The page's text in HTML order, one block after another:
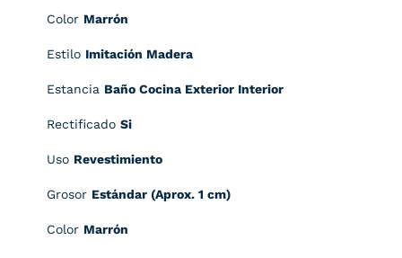
Color Marrón
Estilo Imitación Madera
Estancia Baño Cocina Exterior Interior
Rectificado Si
Uso Revestimiento
Grosor Estándar (Aprox. 1 cm)
Color Marrón